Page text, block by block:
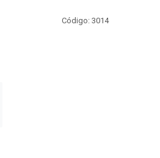
Código: 3014